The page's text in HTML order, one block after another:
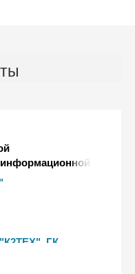
и
в части
в ПАО
"К2ТЕХ", ГК